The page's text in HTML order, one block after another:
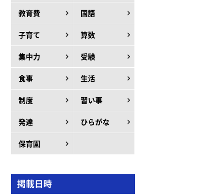
教育費 国語
子育て 算数
集中力 受験
食事 生活
制度 習い事
発達 ひらがな
保育園
掲載日時